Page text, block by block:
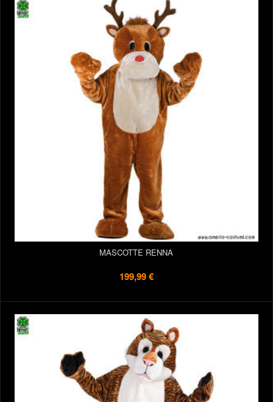
MASCOTTE RENNA
199,99 €